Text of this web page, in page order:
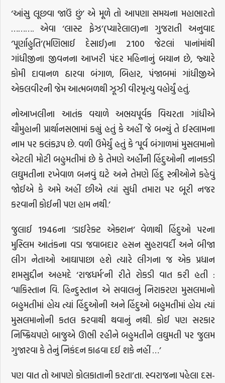
‘આંસુ લૂછવા જાઉં છું’ એ મૂળે તો આપણા સમયના મહાભારતો
………. એવા ‘લાસ્ટ ફેઝ’(પ્યારેલાલ)ના ગુજરાતી અનુવાદ
‘પૂર્ણાહુતિ’(મણિભાઈ દેસાઈ)ના 2100 જેટલાં પાનાંમાંથી
ગાંધીજીના જીવનના આખરી પંદર મહિનાનું બયાન છે, જ્યારે
કોમી દાવાનળ ઠારવા બંગાળ, બિહાર, પંજાબમાં ગાંધીજીએ
એકલવીરની જેમ આત્મબળથી ઝૂઝી વીરમૃત્યુ વહોર્યું હતું.
નોઆખલીના આતંક વચાળે અભયપૂર્વક વિચરતા ગાંધીએ
ચૌમુહાની પ્રાર્થાનસભામાં કહ્યું હતું કે અહીં જે બન્યું તે ઈસ્લામના
નામ પર કલંકરૂપ છે. વળી ઉમેર્યું હતું કે ‘પૂર્વ બંગાળમાં મુસલમાનો
એટલી મોટી બહુમતીમાં છે કે તેમણે અહીંની હિંદુઓની નાનકડી
લઘુમતીના રખેવાળ બનવું ઘટે અને તેમણે હિંદુ સ્ત્રીઓને કહેવું
જોઈએ કે અમે અહીં છીએ ત્યાં સુધી તમારા પર બૂરી નજર
કરવાની કોઈની પણ હામ નથી.’
જુલાઈ 1946ના ‘ડાઈરેક્ટ એક્શન’ વેળાથી હિંદુઓ પરના
મુસ્લિમ આતંકના વડા જવાબદાર હસન સુહરાવર્દી અને બીજા
લીગ નેતાઓ આઘાપાછા હશે ત્યારે લીગના જ એક પ્રધાન
શમસુદ્દીન અહમદે ‘રાજધર્મ’ની રીતે રોકડી વાત કરી હતી :
‘પાકિસ્તાન વિ. હિન્દુસ્તાન એ સવાલનું નિરાકરણ મુસલમાનો
બહુમતીમાં હોય ત્યાં હિંદુઓની અને હિંદુઓ બહુમતીમાં હોય ત્યાં
મુસલમાનોની કતલ કરવાથી થવાનું નથી. કોઈ પણ સરકાર
નિષ્ક્રિયપણે બાજુએ ઊભી રહીને બહુમતીને લઘુમતી પર જુલમ
ગુજારવા કે તેનું નિકંદન કાઢવા દઈ શકે નહીં …’
પણ વાત તો આપણે કોલકાતાની કરતા’તા. સ્વરાજના પહેલા દસ-